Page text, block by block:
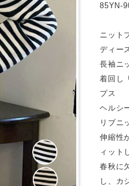
85YN-
ニット
ディー
長袖ニ
着回し
プス
ヘルシ
リブニ
伸縮性
ィット
春秋に
し、カ